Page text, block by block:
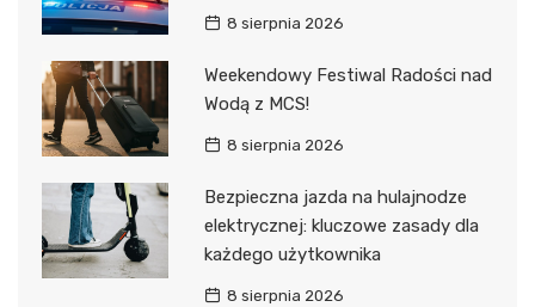
8 sierpnia 2026
Weekendowy Festiwal Radości nad
Wodą z MCS!
8 sierpnia 2026
Bezpieczna jazda na hulajnodze
elektrycznej: kluczowe zasady dla
każdego użytkownika
8 sierpnia 2026